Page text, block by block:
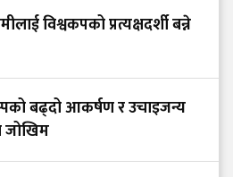
विश्वकपको प्रत्यक्षदर्शी बन्ने
बढ्दो आकर्षण र उचाइजन्य
जोखिम